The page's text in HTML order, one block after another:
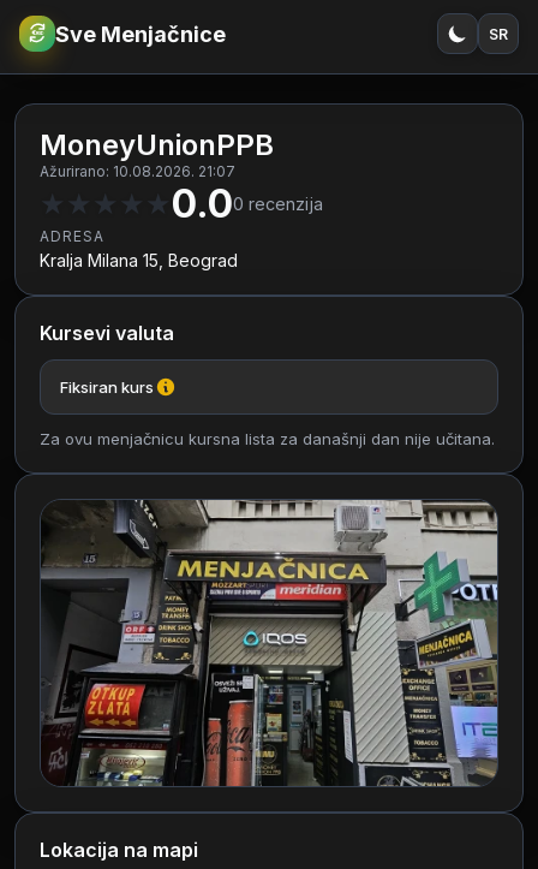
€RSD Sve Menjačnice SR
MoneyUnionPPB
Ažurirano: 10.08.2026. 21:07
★ ★ ★ ★ ★0.00 recenzija
ADRESA
Kralja Milana 15, Beograd
Kursevi valuta
Fiksiran kurs
Za ovu menjačnicu kursna lista za današnji dan nije učitana.
Lokacija na mapi